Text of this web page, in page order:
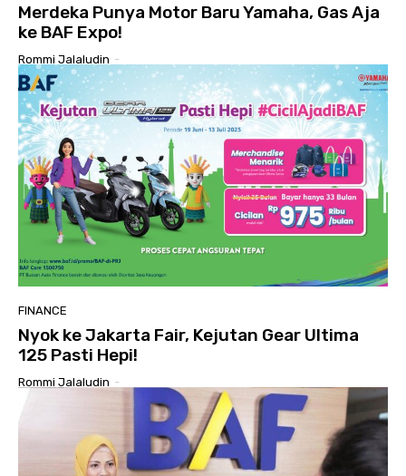
Merdeka Punya Motor Baru Yamaha, Gas Aja
ke BAF Expo!
Rommi Jalaludin -
FINANCE
Nyok ke Jakarta Fair, Kejutan Gear Ultima
125 Pasti Hepi!
Rommi Jalaludin -